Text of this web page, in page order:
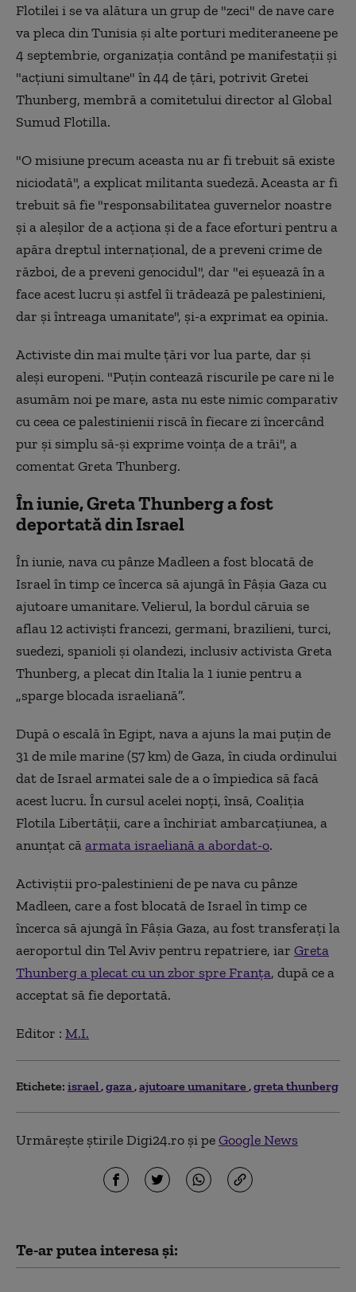
Flotilei i se va alătura un grup de "zeci" de nave care
va pleca din Tunisia şi alte porturi mediteraneene pe
4 septembrie, organizaţia contând pe manifestaţii şi
"acţiuni simultane" în 44 de ţări, potrivit Gretei
Thunberg, membră a comitetului director al Global
Sumud Flotilla.
"O misiune precum aceasta nu ar fi trebuit să existe
niciodată", a explicat militanta suedeză. Aceasta ar fi
trebuit să fie "responsabilitatea guvernelor noastre
şi a aleşilor de a acţiona şi de a face eforturi pentru a
apăra dreptul internaţional, de a preveni crime de
război, de a preveni genocidul", dar "ei eşuează în a
face acest lucru şi astfel îi trădează pe palestinieni,
dar şi întreaga umanitate", şi-a exprimat ea opinia.
Activiste din mai multe ţări vor lua parte, dar şi
aleşi europeni. "Puţin contează riscurile pe care ni le
asumăm noi pe mare, asta nu este nimic comparativ
cu ceea ce palestinienii riscă în fiecare zi încercând
pur şi simplu să-şi exprime voinţa de a trăi", a
comentat Greta Thunberg.
În iunie, Greta Thunberg a fost
deportată din Israel
În iunie, nava cu pânze Madleen a fost blocată de
Israel în timp ce încerca să ajungă în Fâşia Gaza cu
ajutoare umanitare. Velierul, la bordul căruia se
aflau 12 activişti francezi, germani, brazilieni, turci,
suedezi, spanioli şi olandezi, inclusiv activista Greta
Thunberg, a plecat din Italia la 1 iunie pentru a
„sparge blocada israeliană”.
După o escală în Egipt, nava a ajuns la mai puţin de
31 de mile marine (57 km) de Gaza, în ciuda ordinului
dat de Israel armatei sale de a o împiedica să facă
acest lucru. În cursul acelei nopţi, însă, Coaliţia
Flotila Libertăţii, care a închiriat ambarcaţiunea, a
anunţat căarmata israeliană a abordat-o.
Activiştii pro-palestinieni de pe nava cu pânze
Madleen, care a fost blocată de Israel în timp ce
încerca să ajungă în Fâşia Gaza, au fost transferaţi la
aeroportul din Tel Aviv pentru repatriere, iar Greta
Thunberg a plecat cu un zbor spre Franța, după ce a
acceptat să fie deportată.
Editor : M.I.
Etichete: israel gaza ajutoare umanitare greta thunberg
Urmărește știrile Digi24.ro și peGoogle News
Te-ar putea interesa și: